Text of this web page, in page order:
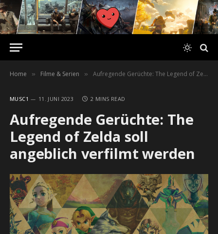
Home » Filme & Serien » Aufregende Gerüchte: The Legend of Zelda soll angeblich verfilmt werden
MUSC1 11. JUNI 2023 2 MINS READ
Aufregende Gerüchte: The
Legend of Zelda soll
angeblich verfilmt werden